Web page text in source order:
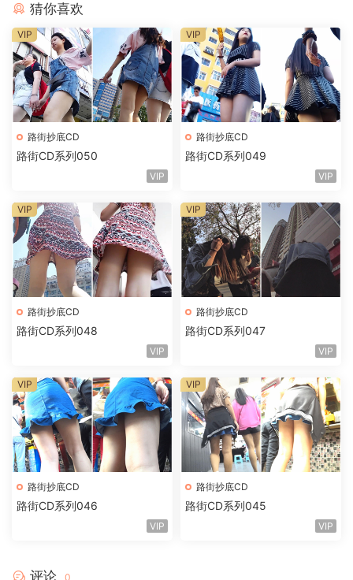
猜你喜欢
路街抄底CD
路街CD系列050
VIP
VIP
路街抄底CD
路街CD系列049
VIP
VIP
路街抄底CD
路街CD系列048
VIP
VIP
路街抄底CD
路街CD系列047
VIP
VIP
路街抄底CD
路街CD系列046
VIP
VIP
路街抄底CD
路街CD系列045
VIP
VIP
评论 0